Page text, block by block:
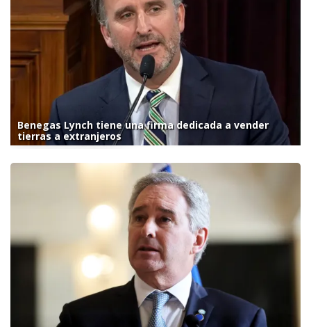
Benegas Lynch tiene una firma dedicada a vender
tierras a extranjeros